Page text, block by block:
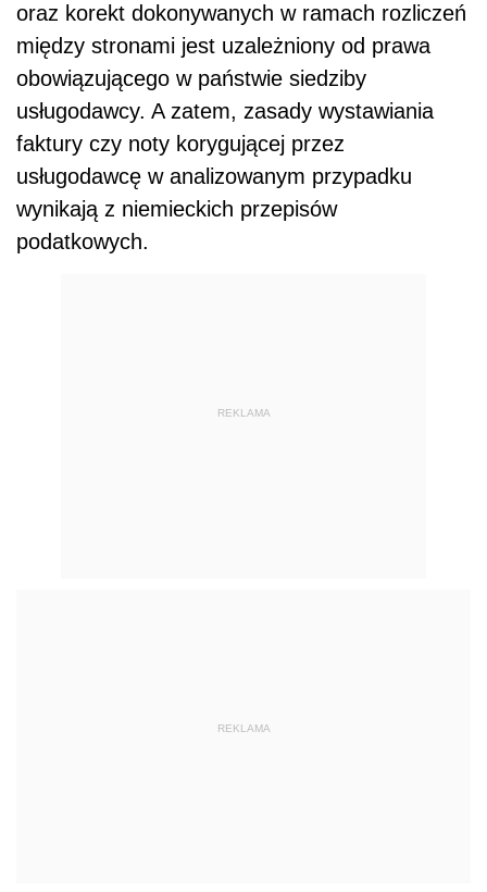
oraz korekt dokonywanych w ramach rozliczeń
między stronami jest uzależniony od prawa
obowiązującego w państwie siedziby
usługodawcy. A zatem, zasady wystawiania
faktury czy noty korygującej przez
usługodawcę w analizowanym przypadku
wynikają z niemieckich przepisów
podatkowych.
REKLAMA
REKLAMA